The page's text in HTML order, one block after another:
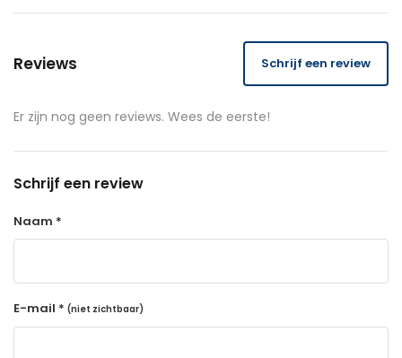
Reviews Schrijf een review
Er zijn nog geen reviews. Wees de eerste!
Schrijf een review
Naam *
E-mail * (niet zichtbaar)